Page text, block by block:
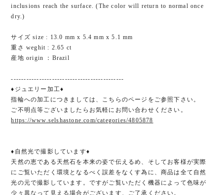
inclusions reach the surface. (The color will return to normal once
dry.)
サイズ size : 13.0 mm x 5.4 mm x 5.1 mm
重さ weghit : 2.65 ct
産地 origin ：Brazil
--------------------------------------------
♦ジュエリー加工♦
指輪への加工につきましては、こちらのページをご参照下さい。
ご不明点等ございましたらお気軽にお問い合わせください。
https://www.selshastone.com/categories/4805878
♦自然光で撮影しています♦
天然の恵である天然石を本来の姿で伝えるめ、そしてお客様が実際
にご覧いただく環境となるべく誤差をなくす為に、商品は全て自然
光の元で撮影しています。ですがご覧いただく機器によって色味が
少々異なって見える場合がございます、ご了承ください。